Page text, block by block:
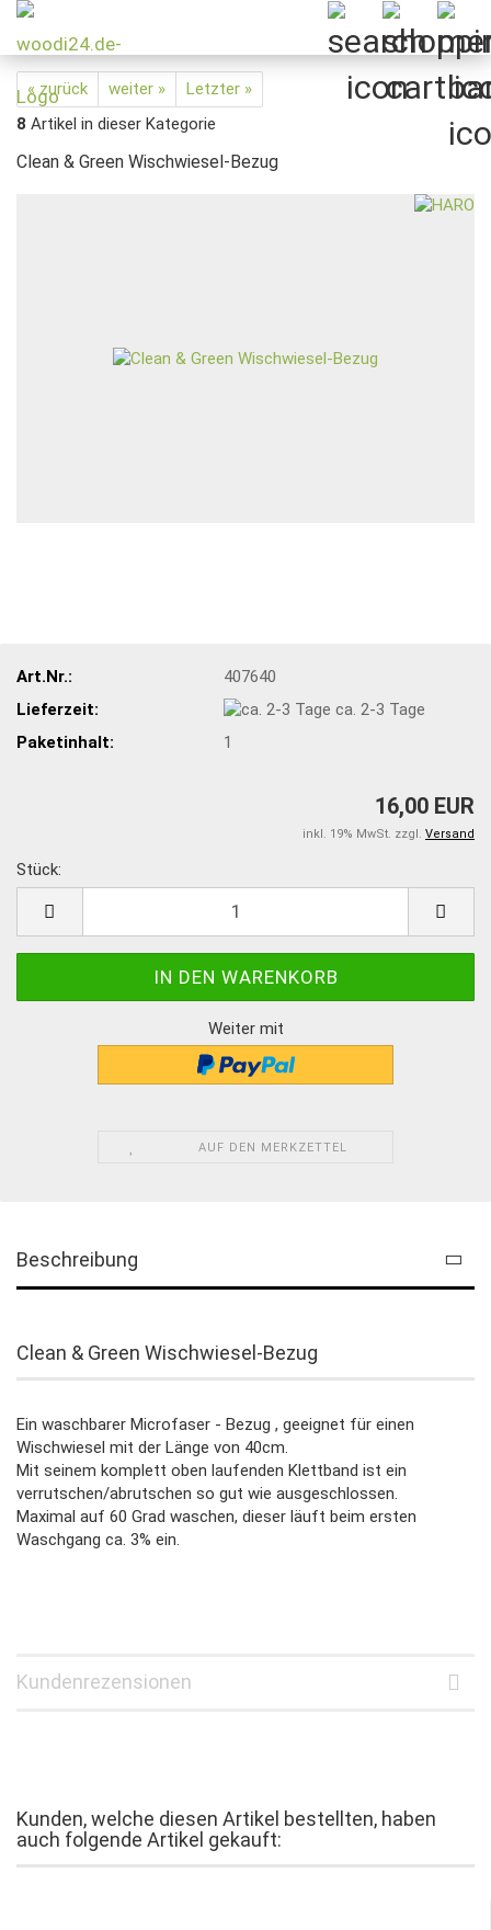
« zurück weiter »
Letzter »
8 Artikel in dieser Kategorie
Clean & Green Wischwiesel-Bezug
Art.Nr.:
407640
Lieferzeit:
ca. 2-3 Tage
Paketinhalt:
1
16,00 EUR
inkl. 19% MwSt. zzgl. Versand
Stück:
Weiter mit
AUF DEN MERKZETTEL
Beschreibung
Clean & Green Wischwiesel-Bezug
Ein waschbarer Microfaser - Bezug , geeignet für einen
Wischwiesel mit der Länge von 40cm.
Mit seinem komplett oben laufenden Klettband ist ein
verrutschen/abrutschen so gut wie ausgeschlossen.
Maximal auf 60 Grad waschen, dieser läuft beim ersten
Waschgang ca. 3% ein.
Kundenrezensionen
Kunden, welche diesen Artikel bestellten, haben
auch folgende Artikel gekauft: